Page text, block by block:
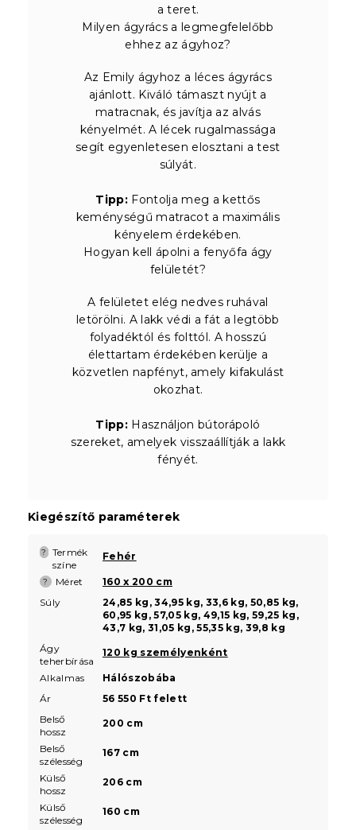
a teret.
Milyen ágyrács a legmegfelelőbb
ehhez az ágyhoz?
Az Emily ágyhoz a léces ágyrács
ajánlott. Kiváló támaszt nyújt a
matracnak, és javítja az alvás
kényelmét. A lécek rugalmassága
segít egyenletesen elosztani a test
súlyát.
Tipp: Fontolja meg a kettős
keménységű matracot a maximális
kényelem érdekében.
Hogyan kell ápolni a fenyőfa ágy
felületét?
A felületet elég nedves ruhával
letörölni. A lakk védi a fát a legtöbb
folyadéktól és folttól. A hosszú
élettartam érdekében kerülje a
közvetlen napfényt, amely kifakulást
okozhat.
Tipp: Használjon bútorápoló
szereket, amelyek visszaállítják a lakk
fényét.
Kiegészítő paraméterek
?
Termék
színe
Fehér
? Méret
160 x 200 cm
Súly
24,85 kg, 34,95 kg, 33,6 kg, 50,85 kg,
60,95 kg, 57,05 kg, 49,15 kg, 59,25 kg,
43,7 kg, 31,05 kg, 55,35 kg, 39,8 kg
Ágy
teherbírása
120 kg személyenként
Alkalmas
Hálószobába
Ár
56 550 Ft felett
Belső
hossz
200 cm
Belső
szélesség
167 cm
Külső
hossz
206 cm
Külső
szélesség
160 cm